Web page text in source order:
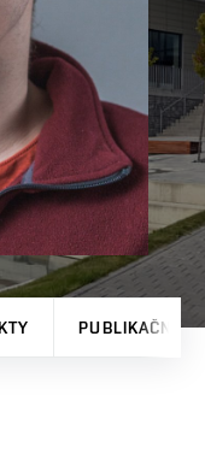
PUBLIKAČNÍ